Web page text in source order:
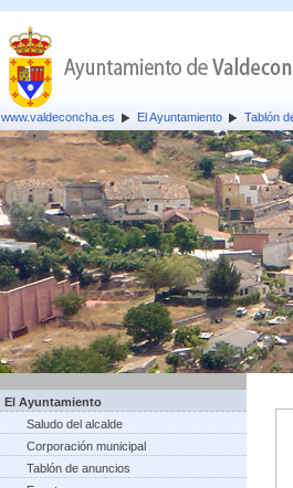
www.valdeconcha.es El Ayuntamiento Tablón
El Ayuntamiento
Saludo del alcalde
Corporación municipal
Tablón de anuncios